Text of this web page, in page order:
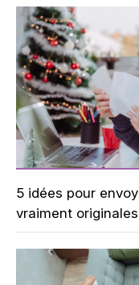
5 idées pour
vraiment originales